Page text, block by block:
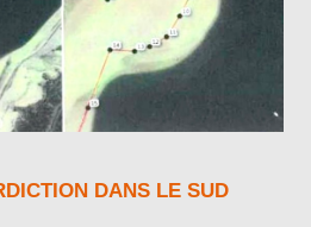
DANS LE SUD